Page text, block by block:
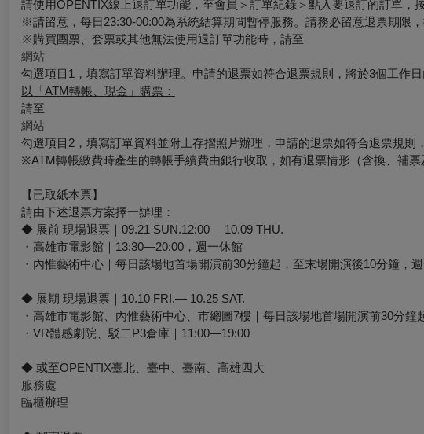
請使用OPENTIX線上退訂單功能，至會員＞訂單紀錄＞點入要退訂的訂單，
※請留意，每日23:30-00:00為系統結算期間暫停服務。請務必留意退票期限，
※購買團票、套票或其他無法使用退訂單功能時，請至
網站
勾選項目1，填寫訂單資料辦理。申請的退票如符合退票規則，將於3個工作日
以「ATM轉帳、現金」購票：
請至
網站
勾選項目2，填寫訂單資料並附上存摺照片辦理，申請的退票如符合退票規則
※ATM轉帳繳費時產生的轉帳手續費由銀行收取，如有退票情形（含換、補
【已取紙本票】
請由下述退票方案擇一辦理：
◆ 展前 現場退票｜09.21 SUN.12:00 —10.09 THU.
・高雄市電影館｜13:30—20:00，週一休館
・內惟藝術中心｜每日該場地首場開演前30分鐘起，至末場開演後10分鐘，
◆ 展期 現場退票｜10.10 FRI.— 10.25 SAT.
・高雄市電影館、內惟藝術中心、市總圖7樓｜每日該場地首場開演前30分鐘
・VR體感劇院、駁二P3倉庫｜11:00—19:00
◆ 或至OPENTIX臺北、臺中、臺南、高雄四大
服務處
臨櫃辦理